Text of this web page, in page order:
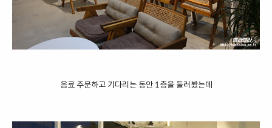
음료 주문하고 기다리는 동안 1층을 둘러봤는데